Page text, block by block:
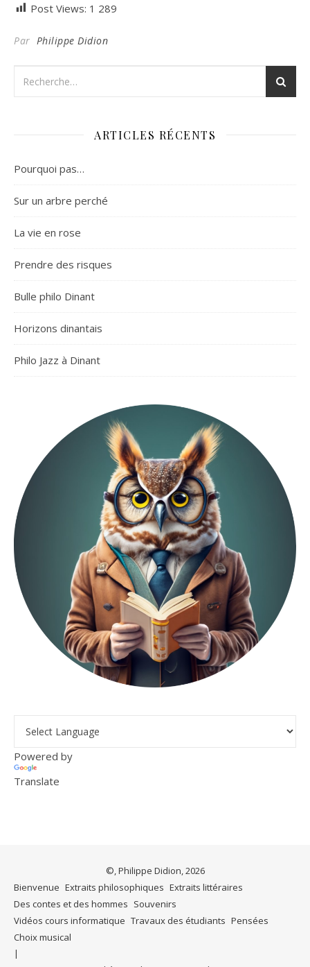
Post Views: 1 289
Par Philippe Didion
ARTICLES RÉCENTS
Pourquoi pas…
Sur un arbre perché
La vie en rose
Prendre des risques
Bulle philo Dinant
Horizons dinantais
Philo Jazz à Dinant
Powered by
Translate
©, Philippe Didion, 2026
Bienvenue Extraits philosophiques Extraits littéraires
Des contes et des hommes Souvenirs
Vidéos cours informatique Travaux des étudiants Pensées
Choix musical